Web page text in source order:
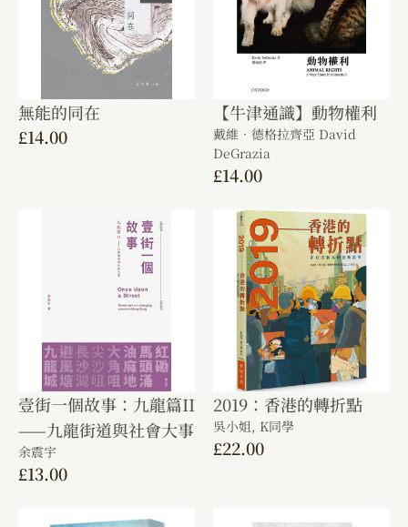
無能的同在
£14.00
【牛津通識】動物權利
戴維．德格拉齊亞 David
DeGrazia
£14.00
壹街一個故事：九龍篇II
——九龍街道與社會大事
余震宇
£13.00
2019：香港的轉折點
吳小姐, K同學
£22.00